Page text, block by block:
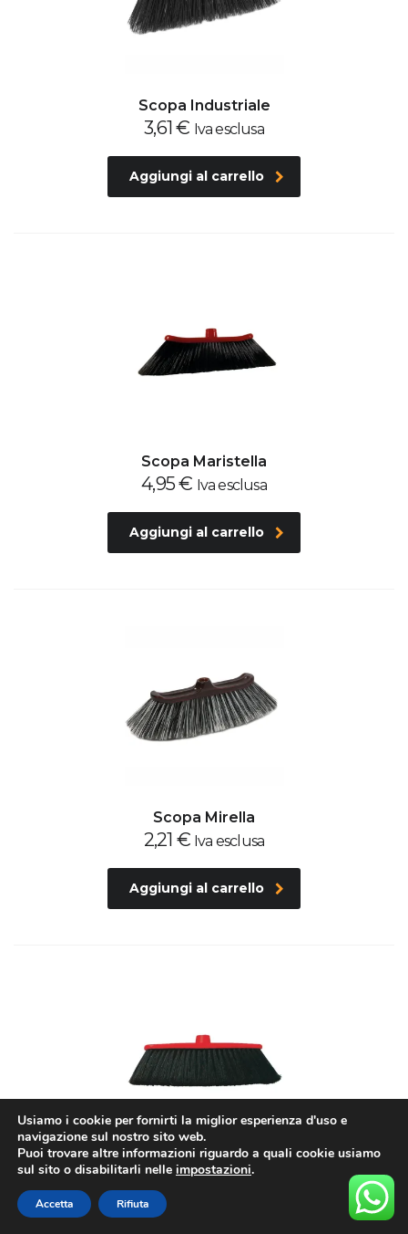
Scopa Industriale
3,61€ Iva esclusa
Aggiungi al carrello
Scopa Maristella
4,95€ Iva esclusa
Aggiungi al carrello
Scopa Mirella
2,21 € Iva esclusa
Aggiungi al carrello
Scopa Moretta
3,59
Usiamo i cookie per fornirti la miglior esperienza d'uso e
navigazione sul nostro sito web.
Puoi trovare altre informazioni riguardo a quali cookie usiamo
sul sito o disabilitarli nelle impostazioni.
Accetta Rifiuta